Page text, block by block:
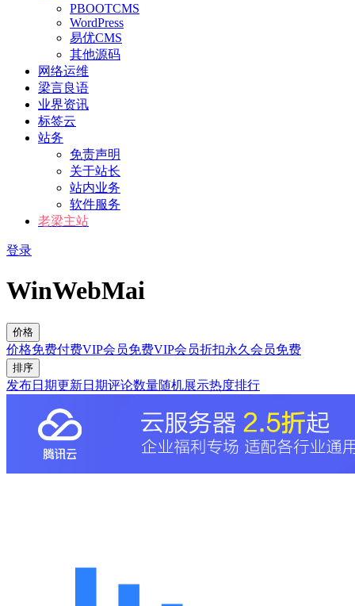
PBOOTCMS
WordPress
易优CMS
其他源码
网络运维
梁言良语
业界资讯
标签云
站务
免责声明
关于站长
站内业务
软件服务
老梁主站
登录
WinWebMai
价格
价格免费付费VIP会员免费VIP会员折扣永久会员免费
排序
发布日期更新日期评论数量随机展示热度排行